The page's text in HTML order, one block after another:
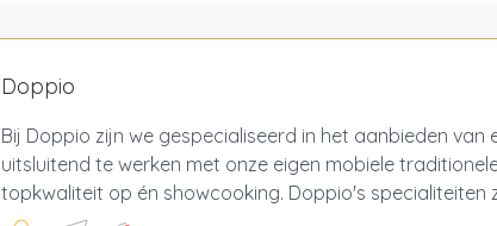
Doppio
Bij Doppio zijn we gespecialiseerd in het aanbieden
uitsluitend te werken met onze eigen mobiele
topkwaliteit op én showcooking. Doppio's specialiteiten